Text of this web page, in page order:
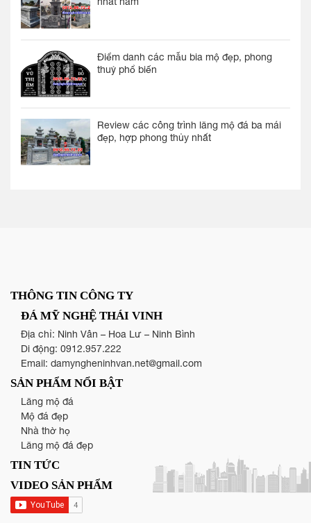
Điểm danh các mẫu bia mộ đẹp, phong
thuỷ phổ biến
Review các công trình lăng mộ đá ba mái
đẹp, hợp phong thủy nhất
THÔNG TIN CÔNG TY
ĐÁ MỸ NGHỆ THÁI VINH
Địa chỉ: Ninh Vân – Hoa Lư – Ninh Bình
Di động: 0912.957.222
Email: damyngheninhvan.net@gmail.com
SẢN PHẨM NỔI BẬT
Lăng mộ đá
Mộ đá đẹp
Nhà thờ họ
Lăng mộ đá đẹp
TIN TỨC
VIDEO SẢN PHẨM